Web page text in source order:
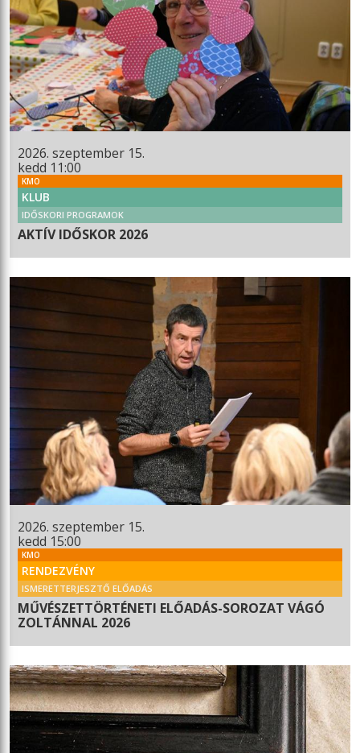
2026. szeptember 15.
kedd 11:00
KMO
KLUB
IDŐSKORI PROGRAMOK
AKTÍV IDŐSKOR 2026
2026. szeptember 15.
kedd 15:00
KMO
RENDEZVÉNY
ISMERETTERJESZTŐ ELŐADÁS
MŰVÉSZETTÖRTÉNETI ELŐADÁS-SOROZAT VÁGÓ
ZOLTÁNNAL 2026